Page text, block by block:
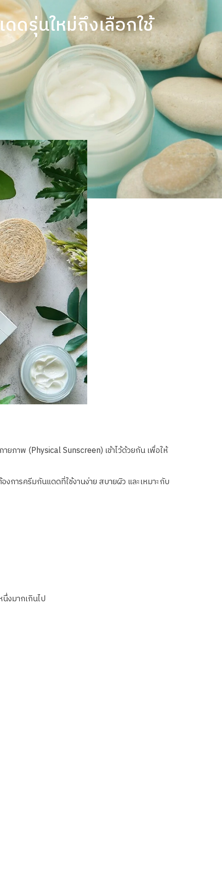
ติดต่อเรา TH EN
ดรุ่นใหม่ถึงเลือกใช้
าพ (Physical Sunscreen) เข้าไว้ด้วยกัน เพื่อให้
การครีมกันแดดที่ใช้งานง่าย สบายผิว และเหมาะกับ
งมากเกินไป